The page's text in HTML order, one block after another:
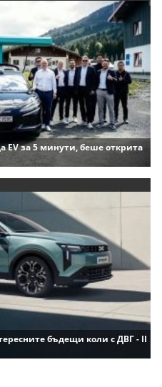
EV за 5 минути, беше открита
бъдещи коли с ДВГ - II